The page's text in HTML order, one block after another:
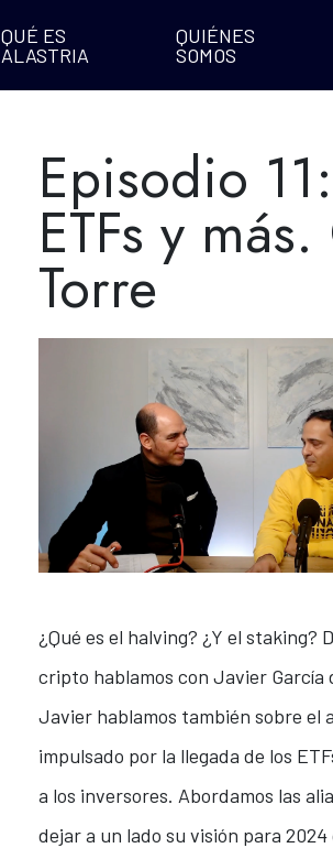
QUÉ ES
ALASTRIA
QUIÉNES
SOMOS
Episodio
ETFs y
Torre
¿Qué es el halving? ¿Y el
cripto hablamos con Javier García
Javier hablamos también sobre el
impulsado por la llegada de los
a los inversores. Abordamos las
dejar a un lado su visión para